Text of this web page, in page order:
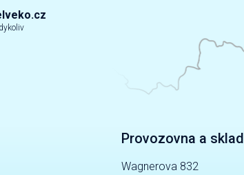
Provozovna a sklad
Wagnerova 832